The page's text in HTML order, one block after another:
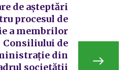
de așteptări
procesul de
a membrilor
Consiliului de
din
societății